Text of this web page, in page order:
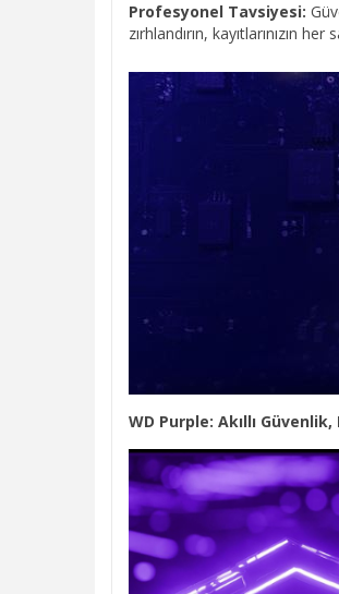
Profesyonel Tavsiyesi:
zırhlandırın, kayıtlarınızın
WD Purple: Akıllı